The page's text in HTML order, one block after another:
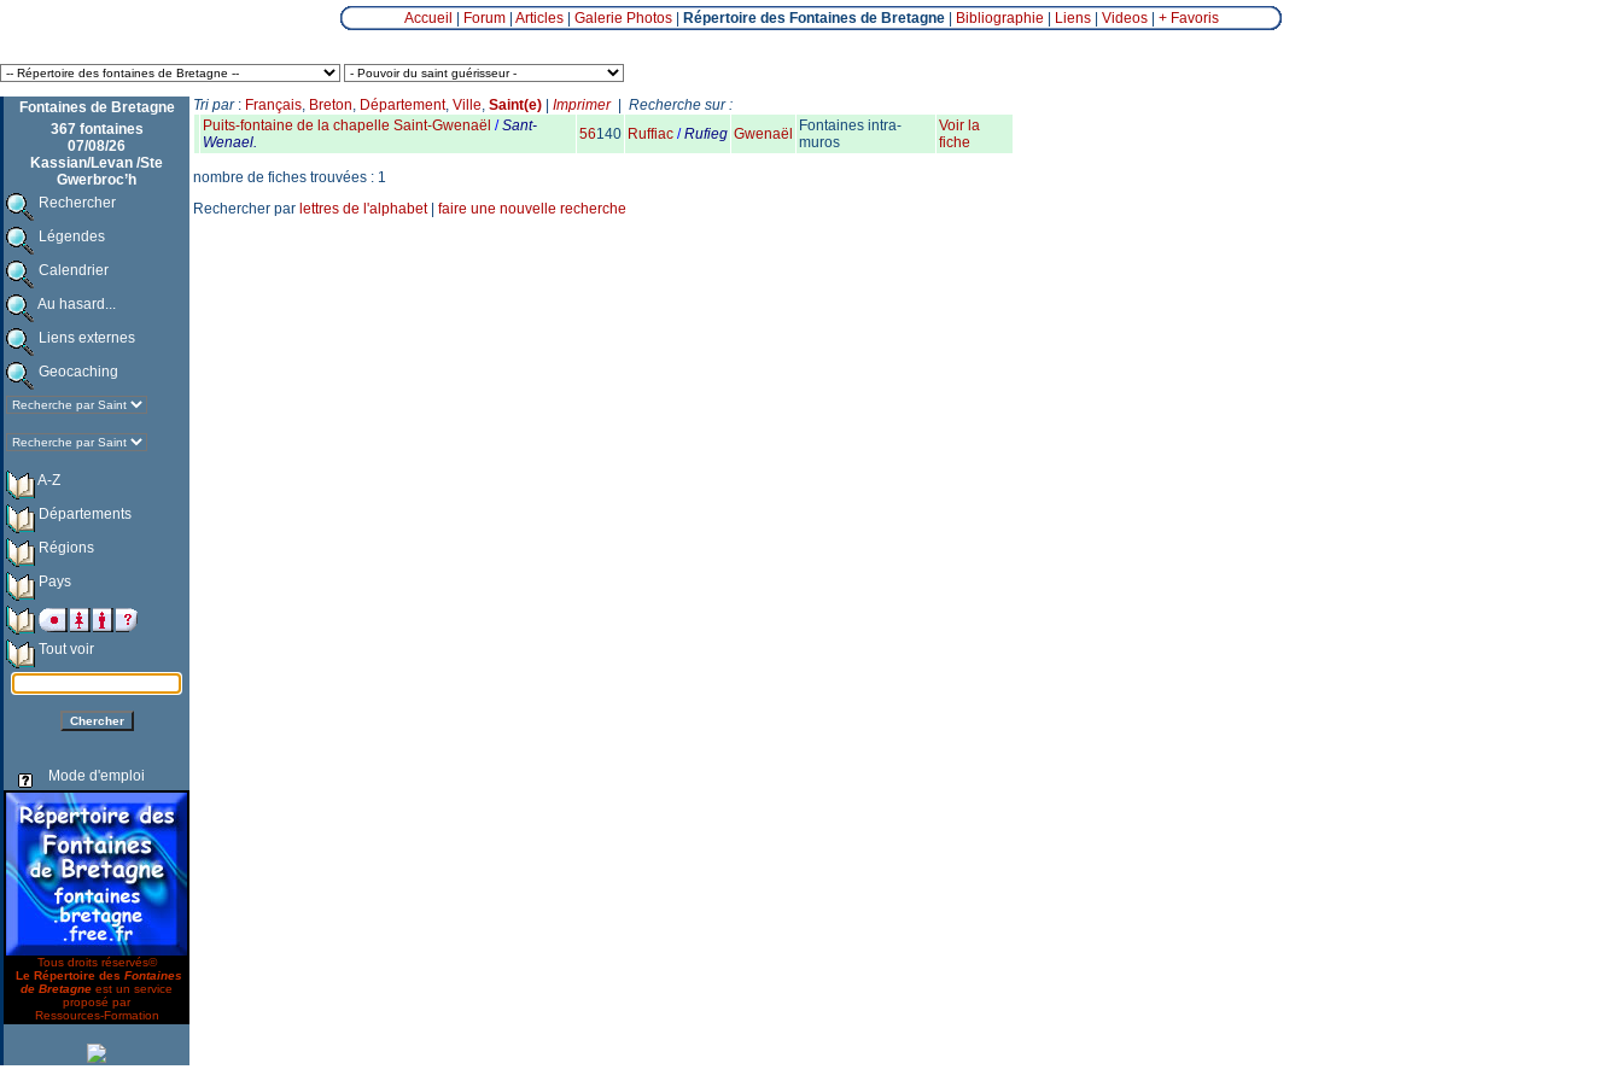
Accueil Forum| Articles| Galerie Photos| Répertoire des Fontaines de Bretagne| Bibliographie Liens| Videos| + Favoris
Fontaines de Bretagne
367 fontaines
07/08/26
Kassian/Levan /Ste
Gwerbroc’h
Rechercher
Légendes
Calendrier
Au hasard...
Liens externes
Geocaching
A-Z
Départements
Régions
Pays
Tout voir
Mode d'emploi
Tous droits réservés©
Le Répertoire des Fontaines
de Bretagne est un service
proposé par
Ressources-Formation
Tri par: Français, Breton, Département, Ville, Saint(e) Imprimer| Recherche sur :
Puits-fontaine de la chapelle Saint-Gwenaël /Sant-
Wenael.
56140 Ruffiac /Rufieg Gwenaël
Fontaines intra-
muros
Voir la
fiche
nombre de fiches trouvées : 1
Rechercher par lettres de l'alphabet| faire une nouvelle recherche